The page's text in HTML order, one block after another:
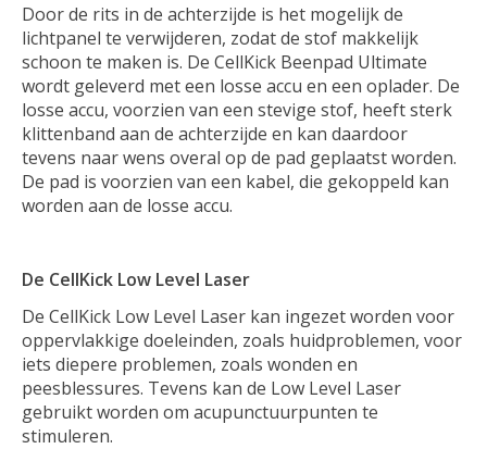
Door de rits in de achterzijde is het mogelijk de
lichtpanel te verwijderen, zodat de stof makkelijk
schoon te maken is. De CellKick Beenpad Ultimate
wordt geleverd met een losse accu en een oplader. De
losse accu, voorzien van een stevige stof, heeft sterk
klittenband aan de achterzijde en kan daardoor
tevens naar wens overal op de pad geplaatst worden.
De pad is voorzien van een kabel, die gekoppeld kan
worden aan de losse accu.
De CellKick Low Level Laser
De CellKick Low Level Laser kan ingezet worden voor
oppervlakkige doeleinden, zoals huidproblemen, voor
iets diepere problemen, zoals wonden en
peesblessures. Tevens kan de Low Level Laser
gebruikt worden om acupunctuurpunten te
stimuleren.